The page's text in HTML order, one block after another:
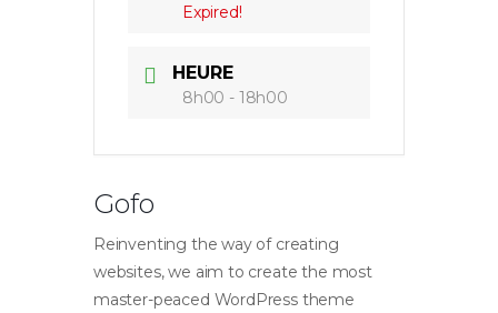
Expired!
HEURE
8h00 - 18h00
Gofo
Reinventing the way of creating
websites, we aim to create the most
master-peaced WordPress theme